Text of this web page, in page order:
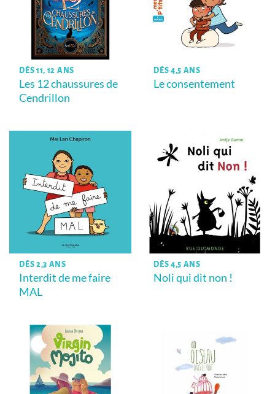
DÈS 11, 12 ANS
Les 12 chaussures de
Cendrillon
DÈS 4,5 ANS
Le consentement
DÈS 2,3 ANS
Interdit de me faire
MAL
DÈS 4,5 ANS
Noli qui dit non !